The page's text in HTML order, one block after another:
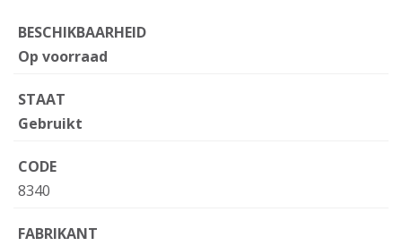
BESCHIKBAARHEID
Op voorraad
STAAT
Gebruikt
CODE
8340
FABRIKANT